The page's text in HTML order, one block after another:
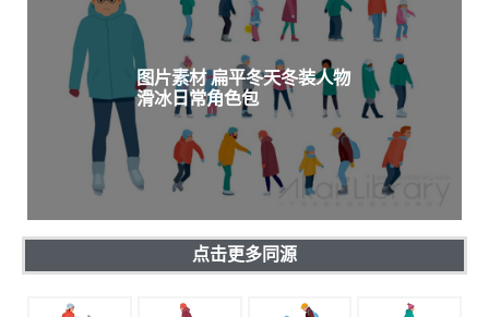
图片素材 扁平冬天冬装人物
滑冰日常角色包
点击更多同源